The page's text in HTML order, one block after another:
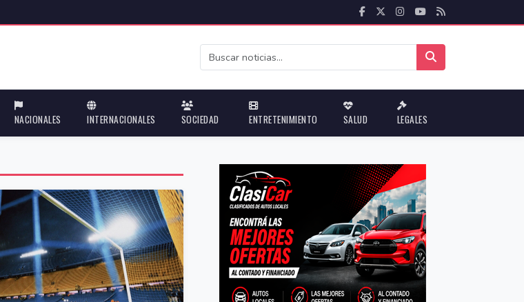
NACIONALES INTERNACIONALES SOCIEDAD ENTRETENIMIENTO SALUD LEGALES